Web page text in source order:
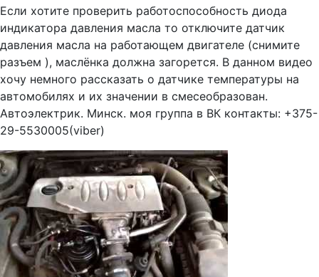
Если хотите проверить работоспособность диода
индикатора давления масла то отключите датчик
давления масла на работающем двигателе (снимите
разъем ), маслёнка должна загорется. В данном видео
хочу немного рассказать о датчике температуры на
автомобилях и их значении в смесеобразован.
Автоэлектрик. Минск. моя группа в ВК контакты: +375-
29-5530005(viber)